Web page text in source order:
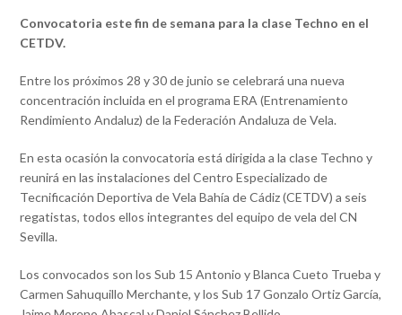
Convocatoria este fin de semana para la clase Techno en el
CETDV.
Entre los próximos 28 y 30 de junio se celebrará una nueva
concentración incluida en el programa ERA (Entrenamiento
Rendimiento Andaluz) de la Federación Andaluza de Vela.
En esta ocasión la convocatoria está dirigida a la clase Techno y
reunirá en las instalaciones del Centro Especializado de
Tecnificación Deportiva de Vela Bahía de Cádiz (CETDV) a seis
regatistas, todos ellos integrantes del equipo de vela del CN
Sevilla.
Los convocados son los Sub 15 Antonio y Blanca Cueto Trueba y
Carmen Sahuquillo Merchante, y los Sub 17 Gonzalo Ortiz García,